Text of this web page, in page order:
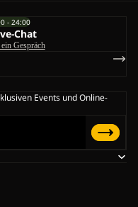
- 24:00
Chat
Gespräch
Events und Online-